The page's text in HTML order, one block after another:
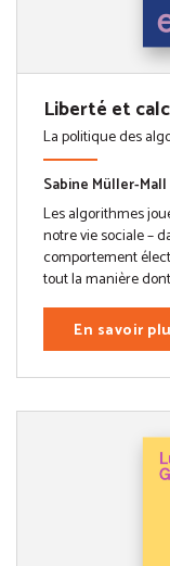
Liberté et
La politique des
Sabine Müller-Mall
Les algorithmes
notre vie sociale –
comportement
tout la manière
En savoir